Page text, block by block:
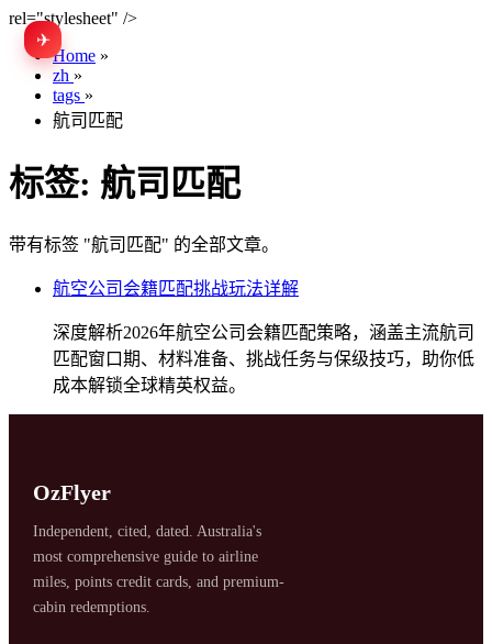
rel="stylesheet" />
✈
Home »
zh »
tags »
航司匹配
标签: 航司匹配
带有标签 "航司匹配" 的全部文章。
航空公司会籍匹配挑战玩法详解
深度解析2026年航空公司会籍匹配策略，涵盖主流航司
匹配窗口期、材料准备、挑战任务与保级技巧，助你低
成本解锁全球精英权益。
OzFlyer
Independent, cited, dated. Australia's
most comprehensive guide to airline
miles, points credit cards, and premium-
cabin redemptions.